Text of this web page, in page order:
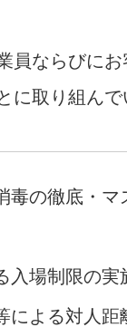
員ならびに
に取り組んで
毒の徹底・マ
入場制限の実
による対人距